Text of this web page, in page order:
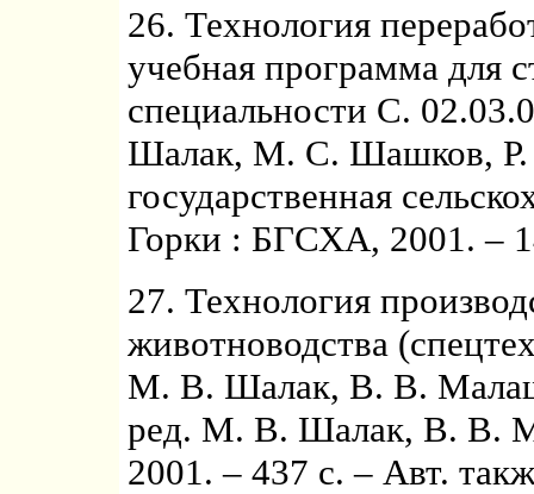
26. Технология
учебная программа для
специальности С.
Шалак, М. С. Шашков, Р.
государственная
Горки : БГСХА, 2001. –
27. Технология
животноводства
М. В. Шалак, В. В.
ред. М. В. Шалак, В. В.
2001. – 437 с. – Авт.